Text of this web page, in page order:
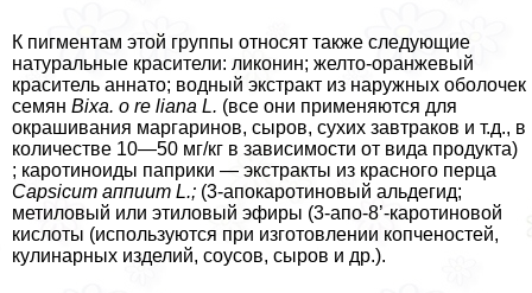
К пигментам этой группы относят также следующие
натуральные красители: ликонин; желто-оранжевый
краситель аннато; водный экстpaкт из наружных оболочек
семян Bixa. о re liana L. (все они применяются для
окрашивания маргаринов, сыров, сухих завтpaков и т.д., в
количестве 10—50 мг/кг в зависимости от вида продукта)
; каротиноиды паприки — экстpaкты из красного перца
Capsicum аппиит L.; (3-апокаротиновый альдегид;
метиловый или этиловый эфиры (3-апо-8’-каротиновой
кислоты (используются при изготовлении копченостей,
кулинарных изделий, соусов, сыров и др.).